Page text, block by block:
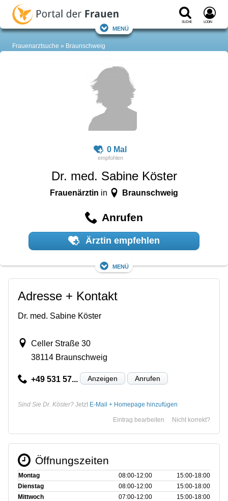
Suche Login
Menü
Frauenarztsuche Braunschweig
0 Mal
Dr. med. Sabine Köster
Frauenärztin in Braunschweig
Anrufen
Ärztin empfehlen
Menü
Adresse + Kontakt
Dr. med. Sabine Köster
Celler Straße 30
38114 Braunschweig
+49 531 57... Anzeigen Anrufen
Sind Sie Dr. Köster? Jetzt E-Mail + Homepage hinzufügen
Nicht korrekt?
Eintrag bearbeiten
Öffnungszeiten
Montag 08:00‑12:00
15:00‑18:00
Dienstag
08:00‑12:00
15:00‑18:00
Mittwoch
07:00‑12:00
15:00‑18:00